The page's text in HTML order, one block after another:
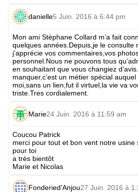
danielle5 Juin. 2016 à 6:44 pm
Mon ami Stéphane Collard m’a fait
quelques années.Depuis,je le consulte
j’apprécie vos commentaires,vos
personnel.Nous ne pouvons tous
en souhaitant que vous changiez
manquer,c’est un métier spécial
moi,sans un lien,fut il virtuel,la vie va
triste.Tres cordialement.
Marie24 Juin. 2016 à 11:59 am
Coucou Patrick
merci pour tout et bon vent notre
pour toi
a très bientôt
Marie et Nicolas
Fonderied'Anjou27 Juin. 2016 à